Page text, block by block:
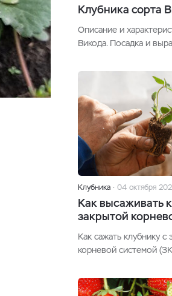
Клубника сорта
Описание и
Викода. Посадка и
Клубника 04 октября
Как высаживать
закрытой
Как сажать клубнику c
корневой системой